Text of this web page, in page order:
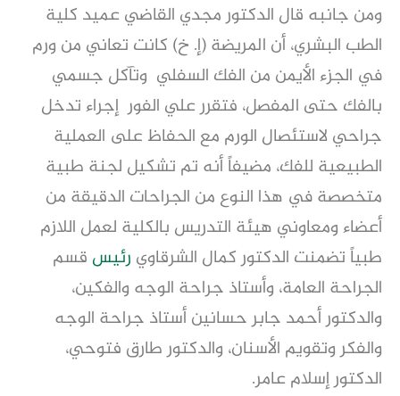
ومن جانبه قال الدكتور مجدي القاضي عميد كلية
الطب البشري، أن المريضة (إ. خ) كانت تعاني من ورم
في الجزء الأيمن من الفك السفلي وتآكل جسمي
بالفك حتى المفصل، فتقرر علي الفور إجراء تدخل
جراحي لاستئصال الورم مع الحفاظ على العملية
الطبيعية للفك، مضيفاً أنه تم تشكيل لجنة طبية
متخصصة في هذا النوع من الجراحات الدقيقة من
أعضاء ومعاوني هيئة التدريس بالكلية لعمل اللازم
طبياً تضمنت الدكتور كمال الشرقاوي رئيس قسم
الجراحة العامة، وأستاذ جراحة الوجه والفكين،
والدكتور أحمد جابر حسانين أستاذ جراحة الوجه
والفكر وتقويم الأسنان، والدكتور طارق فتوحي،
الدكتور إسلام عامر.